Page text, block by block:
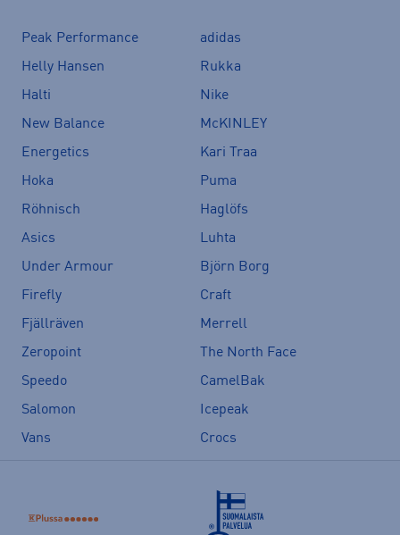
Peak Performance
adidas
Helly Hansen
Rukka
Halti
Nike
New Balance
McKINLEY
Energetics
Kari Traa
Hoka
Puma
Röhnisch
Haglöfs
Asics
Luhta
Under Armour
Björn Borg
Firefly
Craft
Fjällräven
Merrell
Zeropoint
The North Face
Speedo
CamelBak
Salomon
Icepeak
Vans
Crocs